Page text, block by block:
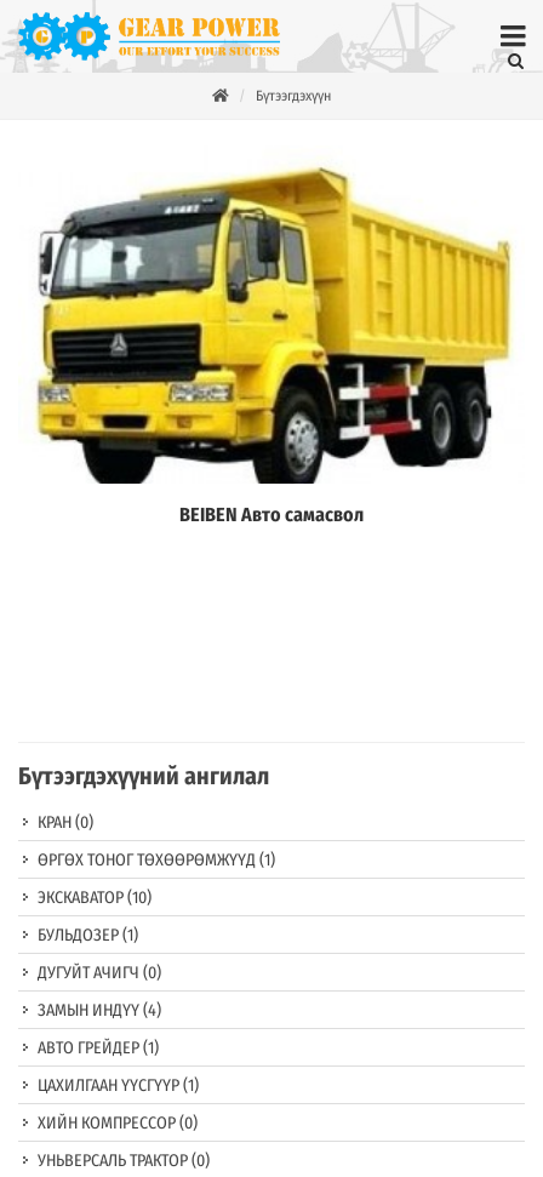
Бүтээгдэхүүн
Дэлгэрэнгүй
BEIBEN Авто самасвол
Бүтээгдэхүүний ангилал
КРАН(0)
ӨРГӨХ ТОНОГ ТӨХӨӨРӨМЖҮҮД(1)
ЭКСКАВАТОР(10)
БУЛЬДОЗЕР(1)
ДУГУЙТ АЧИГЧ (0)
ЗАМЫН ИНДҮҮ(4)
АВТО ГРЕЙДЕР(1)
ЦАХИЛГААН ҮҮСГҮҮР(1)
ХИЙН КОМПРЕССОР(0)
УНЬВЕРСАЛЬ ТРАКТОР(0)